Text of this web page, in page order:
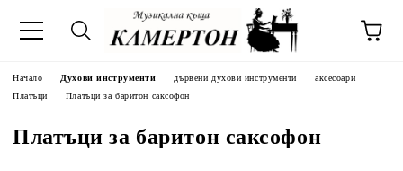
Начало Духови инструменти дървени духови инструменти
аксесоари
Платъци
Платъци за баритон саксофон
Платъци за баритон саксофон